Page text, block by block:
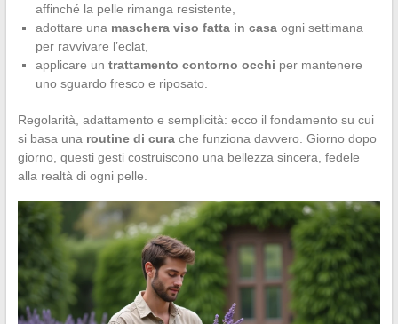
affinché la pelle rimanga resistente,
adottare una maschera viso fatta in casaogni settimana
per ravvivare l’eclat,
applicare un trattamento contorno occhi per mantenere
uno sguardo fresco e riposato.
Regolarità, adattamento e semplicità: ecco il fondamento su cui
si basa una routine di curache funziona davvero. Giorno dopo
giorno, questi gesti costruiscono una bellezza sincera, fedele
alla realtà di ogni pelle.